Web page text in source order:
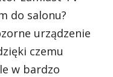
do salonu?
urządzenie
czemu
w bardzo